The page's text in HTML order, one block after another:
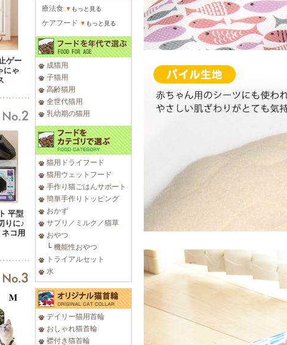
ゲー
にゃ
平型
りに♪
コ用
療法食 ▼ もっと見る
ケアフード ▼ もっと見る
成猫用
子猫用
高齢猫用
全世代猫用
乳幼期の猫用
猫用ドライフード
猫用ウェットフード
手作り猫ごはんサポート
簡単手作りトッピング
おかず
サプリ／ミルク／猫草
おやつ
└ 機能性おやつ
トライアルセット
水
デイリー猫用首輪
おしゃれ猫首輪
襟付き猫首輪